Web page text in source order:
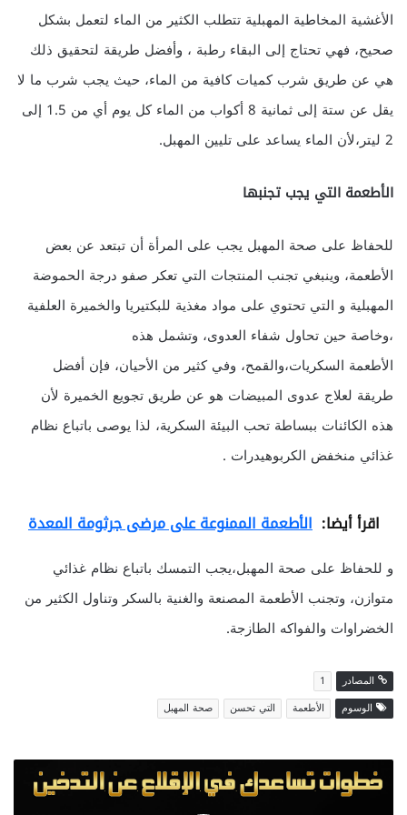
الأغشية المخاطية المهبلية تتطلب الكثير من الماء لتعمل بشكل
صحيح، فهي تحتاج إلى البقاء رطبة ، وأفضل طريقة لتحقيق ذلك
هي عن طريق شرب كميات كافية من الماء، حيث يجب شرب ما لا
يقل عن ستة إلى ثمانية 8 أكواب من الماء كل يوم أي من 1.5 إلى
2 ليتر،لأن الماء يساعد على تليين المهبل.
الأطعمة التي يجب تجنبها
للحفاظ على صحة المهبل يجب على المرأة أن تبتعد عن بعض
الأطعمة، وينبغي تجنب المنتجات التي تعكر صفو درجة الحموضة
المهبلية و التي تحتوي على مواد مغذية للبكتيريا والخميرة العلفية
،وخاصة حين تحاول شفاء العدوى، وتشمل هذه
الأطعمة السكريات،والقمح، وفي كثير من الأحيان، فإن أفضل
طريقة لعلاج عدوى المبيضات هو عن طريق تجويع الخميرة لأن
هذه الكائنات ببساطة تحب البيئة السكرية، لذا يوصى باتباع نظام
غذائي منخفض الكربوهيدرات .
اقرأ أيضا: الأطعمة الممنوعة على مرضى جرثومة المعدة
و للحفاظ على صحة المهبل،يجب التمسك باتباع نظام غذائي
متوازن، وتجنب الأطعمة المصنعة والغنية بالسكر وتناول الكثير من
الخضراوات والفواكه الطازجة.
المصادر
1
الوسوم
الأطعمة التي تحسن صحة المهبل